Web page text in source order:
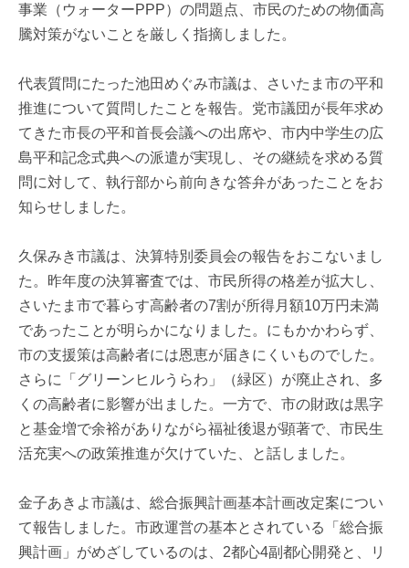
事業（ウォーターPPP）の問題点、市民のための物価高
騰対策がないことを厳しく指摘しました。
代表質問にたった池田めぐみ市議は、さいたま市の平和
推進について質問したことを報告。党市議団が長年求め
てきた市長の平和首長会議への出席や、市内中学生の広
島平和記念式典への派遣が実現し、その継続を求める質
問に対して、執行部から前向きな答弁があったことをお
知らせしました。
久保みき市議は、決算特別委員会の報告をおこないまし
た。昨年度の決算審査では、市民所得の格差が拡大し、
さいたま市で暮らす高齢者の7割が所得月額10万円未満
であったことが明らかになりました。にもかかわらず、
市の支援策は高齢者には恩恵が届きにくいものでした。
さらに「グリーンヒルうらわ」（緑区）が廃止され、多
くの高齢者に影響が出ました。一方で、市の財政は黒字
と基金増で余裕がありながら福祉後退が顕著で、市民生
活充実への政策推進が欠けていた、と話しました。
金子あきよ市議は、総合振興計画基本計画改定案につい
て報告しました。市政運営の基本とされている「総合振
興計画」がめざしているのは、2都心4副都心開発と、リ